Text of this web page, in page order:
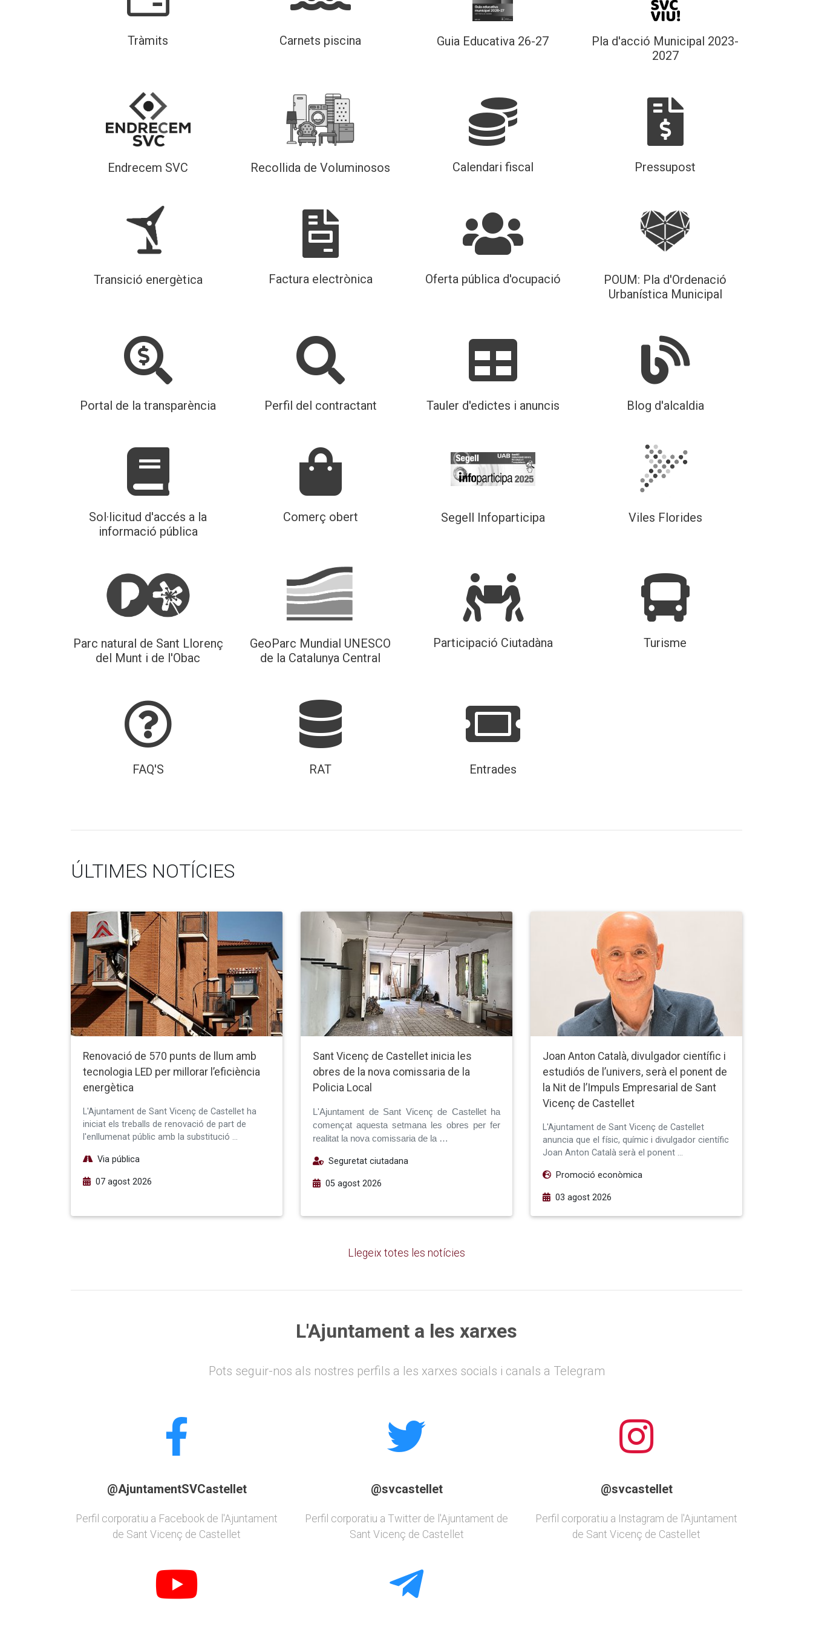
Tràmits Carnets piscina Guia Educativa 26-27
Pla d'acció Municipal 2023-
2027
Endrecem SVC Recollida de Voluminosos Calendari fiscal Pressupost
Transició energètica Factura electrònica Oferta pública d'ocupació
POUM: Pla d'Ordenació
Urbanística Municipal
Portal de la transparència Perfil del contractant Tauler d'edictes i anuncis Blog d'alcaldia
Sol·licitud d'accés a la
informació pública
Comerç obert Segell Infoparticipa Viles Florides
Parc natural de Sant Llorenç
del Munt i de l'Obac
GeoParc Mundial UNESCO
de la Catalunya Central
Participació Ciutadàna Turisme
FAQ'S RAT Entrades
ÚLTIMES NOTÍCIES
Renovació de 570 punts de llum amb
tecnologia LED per millorar l’eficiència
energètica
L'Ajuntament de Sant Vicenç de Castellet ha
iniciat els treballs de renovació de part de
l'enllumenat públic amb la substitució …
Via pública
07 agost 2026
Sant Vicenç de Castellet inicia les
obres de la nova comissaria de la
Policia Local
L'Ajuntament de Sant Vicenç de Castellet ha
començat aquesta setmana les obres per fer
realitat la nova comissaria de la …
Seguretat ciutadana
05 agost 2026
Joan Anton Català, divulgador científic i
estudiós de l’univers, serà el ponent de
la Nit de l’Impuls Empresarial de Sant
Vicenç de Castellet
L'Ajuntament de Sant Vicenç de Castellet
anuncia que el físic, químic i divulgador científic
Joan Anton Català serà el ponent …
Promoció econòmica
03 agost 2026
Llegeix totes les notícies
L'Ajuntament a les xarxes
Pots seguir-nos als nostres perfils a les xarxes socials i canals a Telegram
@AjuntamentSVCastellet
Perfil corporatiu a Facebook de l'Ajuntament
de Sant Vicenç de Castellet
@svcastellet
Perfil corporatiu a Twitter de l'Ajuntament de
Sant Vicenç de Castellet
@svcastellet
Perfil corporatiu a Instagram de l'Ajuntament
de Sant Vicenç de Castellet